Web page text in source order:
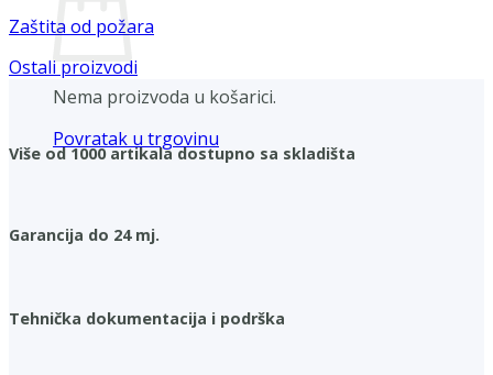
Nema proizvoda u košarici.
Povratak u trgovinu
Zaštita od požara
Ostali proizvodi
Više od 1000 artikala dostupno sa skladišta
Garancija do 24 mj.
Tehnička dokumentacija i podrška